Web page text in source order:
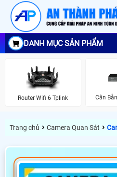
DANH MỤC SẢN PHẨM
Router Wifi 6 Tplink Cân
Trang chủ › Camera Quan Sát ›